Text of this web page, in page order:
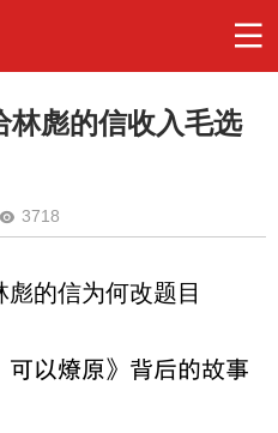
林彪的信收入毛选
3718
的信为何改题目
以燎原》背后的故事